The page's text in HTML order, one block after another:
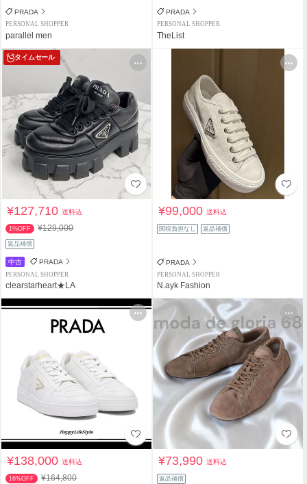
PRADA
PERSONAL SHOPPER
parallel men
PRADA
PERSONAL SHOPPER
TheList
タイムセール
¥127,710送料込
1%OFF ¥129,000
返品補償
中古 PRADA
PERSONAL SHOPPER
clearstarheart★LA
¥99,000送料込
関税負担なし 返品補償
PRADA
PERSONAL SHOPPER
N.ayk Fashion
¥138,000送料込
16%OFF ¥164,800
¥73,990送料込
返品補償